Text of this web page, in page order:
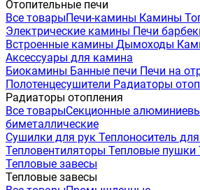
Отопительные печи
Все товарыПечи-камины Камины
Электрические камины Печи
Встроенные камины Дымоходы
Аксессуары для камина
Биокамины Банные печи Печи на
Полотенцесушители Радиаторы
Радиаторы отопления
Все товарыСекционные
биметаллические
Сушилки для рук Теплоноситель
Тепловентиляторы Тепловые пушки
Тепловые завесы
Тепловые завесы